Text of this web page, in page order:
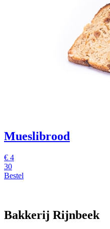
Mueslibrood
€ 4
30
Bestel
Bakkerij Rijnbeek